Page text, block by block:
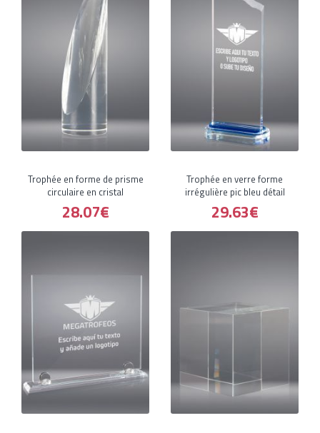
Trophée en forme de prisme
circulaire en cristal
28.07€
Trophée en verre forme
irrégulière pic bleu détail
29.63€